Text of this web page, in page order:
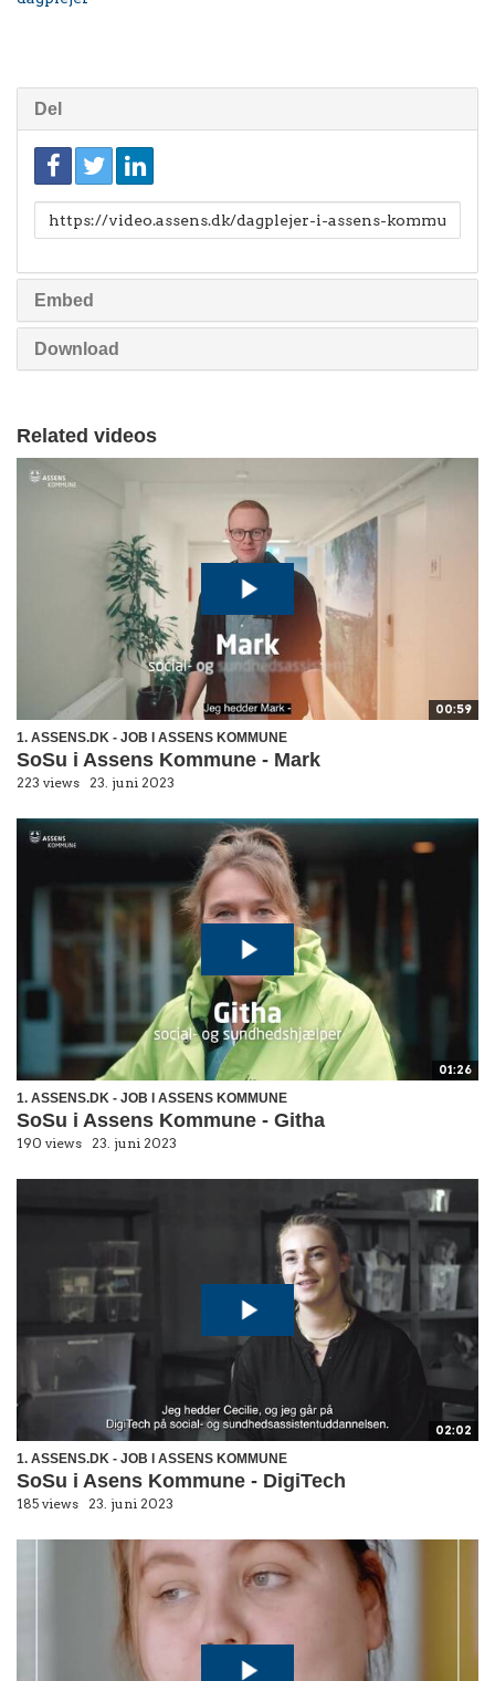
Del
Link
Embed
Download
Related videos
00:59
1. ASSENS.DK - JOB I ASSENS KOMMUNE
SoSu i Assens Kommune - Mark
223 views 23. juni 2023
01:26
1. ASSENS.DK - JOB I ASSENS KOMMUNE
SoSu i Assens Kommune - Githa
190 views 23. juni 2023
02:02
1. ASSENS.DK - JOB I ASSENS KOMMUNE
SoSu i Asens Kommune - DigiTech
185 views 23. juni 2023